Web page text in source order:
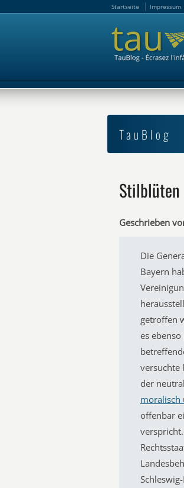
Startseite Impressum
TauBlog
Stilblüten
Geschrieben
Die
Bayern
getroffen
es
versuchte
der
moralisch
offenbar
Startseite Impressum